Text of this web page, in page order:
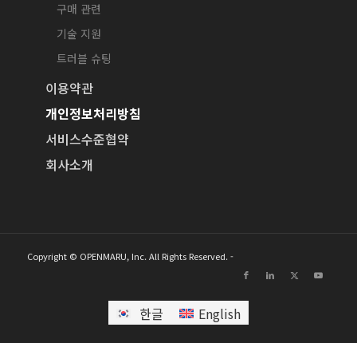
구매 관련
기술 지원
트러블 슈팅
이용약관
개인정보처리방침
서비스수준협약
회사소개
Copyright © OPENMARU, Inc. All Rights Reserved. -
한글 English